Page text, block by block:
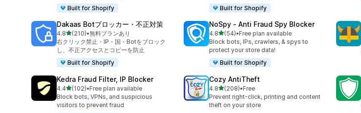
Built for Shopify
Built for Shopify
Dakaas Botブロッカー・不正対策
4.85つ星中
(210)
合計レビュー数：210件
•無料プランあり
右クリック禁止・IP・国・Botをブロック
し、不正アクセスとコピーを防止
Built for Shopify
NoSpy ‑ Anti Fraud Spy Blocker
4.85つ星中
(54)
合計レビュー数：54件
•Free plan available
Block bots, IPs, crawlers, & spys to
protect your store data!
Built for Shopify
Kedra Fraud Filter, IP Blocker
4.45つ星中
(102)
合計レビュー数：102件
•Free plan available
Block bots, VPNs, and suspicious
visitors to prevent fraud
Cozy AntiTheft
4.85つ星中
(208)
合計レビュー数：208件
•Free
Prevent right-click, printing and content
theft on your store